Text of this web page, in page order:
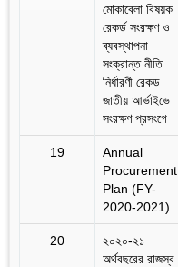
মোকাবেলা বিষয়ক
রেকর্ড সংরক্ষণ ও
ব্যবস্থাপনা
সংক্রান্ত নীতি
নির্ধারণী রেকড
জাতীয় আর্ভাইভে
সংরক্ষণ প্রসংগে
19
Annual
Procurement
Plan (FY-
2020-2021)
20
২০২০-২১
অর্থবছরের রাজস্ব